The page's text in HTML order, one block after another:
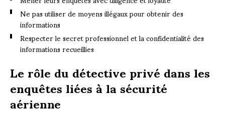
Ne pas utiliser de moyens illégaux pour obtenir des
informations
Respecter le secret professionnel et la confidentialité des
informations recueillies
Le rôle du détective privé dans les
enquêtes liées à la sécurité
aérienne